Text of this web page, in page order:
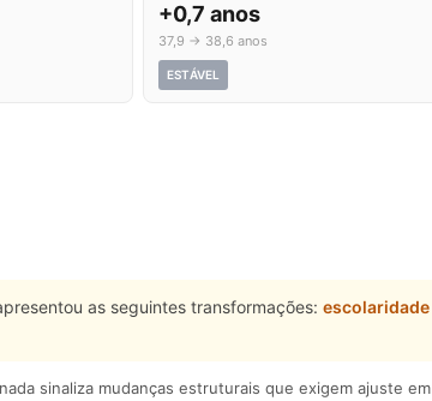
+0,7 anos
37,9 → 38,6 anos
ESTÁVEL
as seguintes transformações: escolaridade
sinaliza mudanças estruturais que exigem ajuste em